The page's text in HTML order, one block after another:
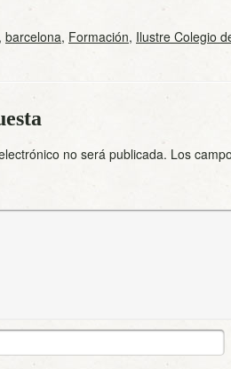
, barcelona, Formación, Ilustre Colegio
no será publicada. Los